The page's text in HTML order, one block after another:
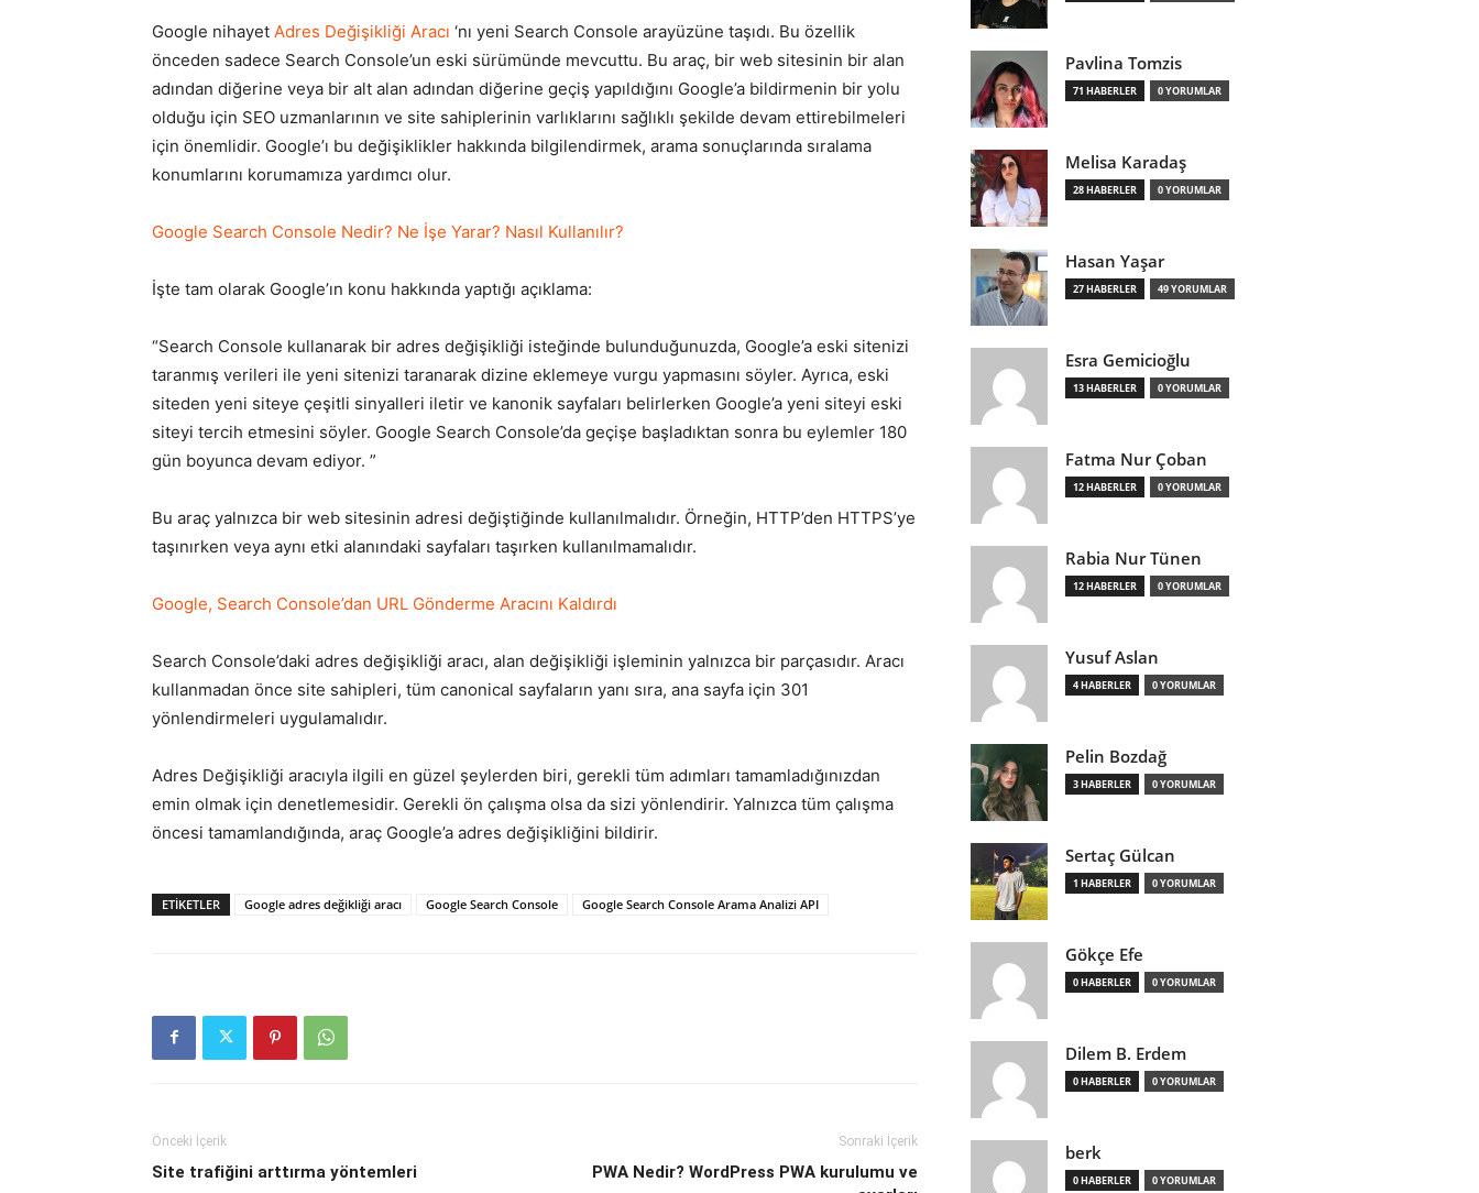
UI/UX
Google nihayet Adres Değişikliği Aracı ‘nı yeni Search Console arayüzüne taşıdı. Bu özellik
önceden sadece Search Console’un eski sürümünde mevcuttu. Bu araç, bir web sitesinin bir alan
adından diğerine veya bir alt alan adından diğerine geçiş yapıldığını Google’a bildirmenin bir yolu
olduğu için SEO uzmanlarının ve site sahiplerinin varlıklarını sağlıklı şekilde devam ettirebilmeleri
için önemlidir. Google’ı bu değişiklikler hakkında bilgilendirmek, arama sonuçlarında sıralama
konumlarını korumamıza yardımcı olur.
Google Search Console Nedir? Ne İşe Yarar? Nasıl Kullanılır?
İşte tam olarak Google’ın konu hakkında yaptığı açıklama:
“Search Console kullanarak bir adres değişikliği isteğinde bulunduğunuzda, Google’a eski sitenizi
taranmış verileri ile yeni sitenizi taranarak dizine eklemeye vurgu yapmasını söyler. Ayrıca, eski
siteden yeni siteye çeşitli sinyalleri iletir ve kanonik sayfaları belirlerken Google’a yeni siteyi eski
siteyi tercih etmesini söyler. Google Search Console’da geçişe başladıktan sonra bu eylemler 180
gün boyunca devam ediyor. ”
Bu araç yalnızca bir web sitesinin adresi değiştiğinde kullanılmalıdır. Örneğin, HTTP’den HTTPS’ye
taşınırken veya aynı etki alanındaki sayfaları taşırken kullanılmamalıdır.
Google, Search Console’dan URL Gönderme Aracını Kaldırdı
Search Console’daki adres değişikliği aracı, alan değişikliği işleminin yalnızca bir parçasıdır. Aracı
kullanmadan önce site sahipleri, tüm canonical sayfaların yanı sıra, ana sayfa için 301
yönlendirmeleri uygulamalıdır.
Adres Değişikliği aracıyla ilgili en güzel şeylerden biri, gerekli tüm adımları tamamladığınızdan
emin olmak için denetlemesidir. Gerekli ön çalışma olsa da sizi yönlendirir. Yalnızca tüm çalışma
öncesi tamamlandığında, araç Google’a adres değişikliğini bildirir.
ETIKETLER Google adres değikliği aracı Google Search Console Google Search Console Arama Analizi API
Önceki İçerik
Site trafiğini arttırma yöntemleri
Sonraki İçerik
PWA Nedir? WordPress PWA kurulumu ve
Pavlina Tomzis
71 HABERLER 0 YORUMLAR
Melisa Karadaş
28 HABERLER 0 YORUMLAR
Hasan Yaşar
27 HABERLER 49 YORUMLAR
Esra Gemicioğlu
13 HABERLER 0 YORUMLAR
Fatma Nur Çoban
12 HABERLER 0 YORUMLAR
Rabia Nur Tünen
12 HABERLER 0 YORUMLAR
Yusuf Aslan
4 HABERLER 0 YORUMLAR
Pelin Bozdağ
3 HABERLER 0 YORUMLAR
Sertaç Gülcan
1 HABERLER 0 YORUMLAR
Gökçe Efe
0 HABERLER 0 YORUMLAR
Dilem B. Erdem
0 HABERLER 0 YORUMLAR
berk
0 HABERLER 0 YORUMLAR